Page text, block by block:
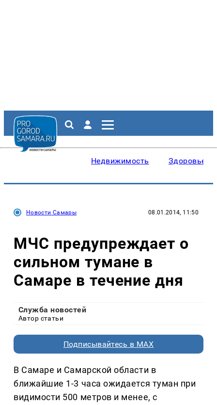
Недвижимость Здоровье
Новости Самары 08.01.2014, 11:50
МЧС предупреждает о
сильном тумане в
Самаре в течение дня
Служба новостей
Автор статьи
Подписывайтесь в MAX
В Самаре и Самарской области в
ближайшие 1-3 часа ожидается туман при
видимости 500 метров и менее, с